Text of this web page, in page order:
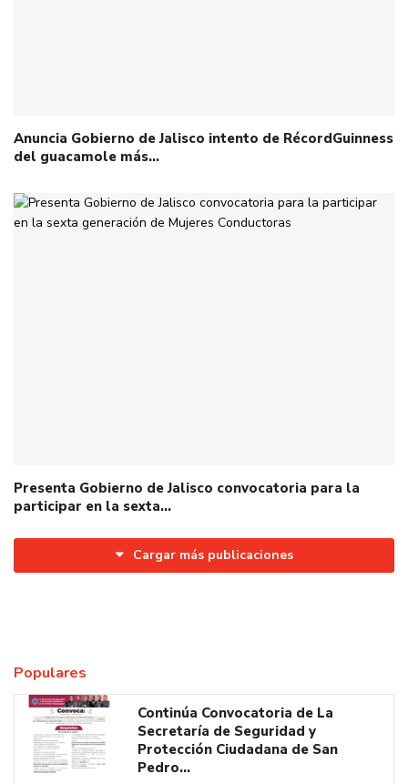
Anuncia Gobierno de Jalisco intento de RécordGuinness
del guacamole más…
Presenta Gobierno de Jalisco convocatoria para la
participar en la sexta…
Cargar más publicaciones
Populares
Continúa Convocatoria de La
Secretaría de Seguridad y
Protección Ciudadana de San
Pedro…